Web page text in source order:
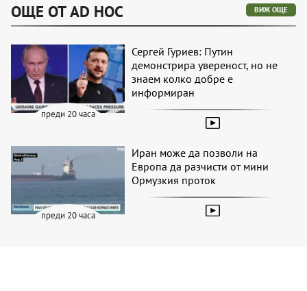
ОЩЕ ОТ AD HOC ВИЖ ОЩЕ
преди 20 часа
Сергей Гуриев: Путин
демонстрира увереност, но не
знаем колко добре е
информиран
преди 20 часа
Иран може да позволи на
Европа да разчисти от мини
Ормузкия проток